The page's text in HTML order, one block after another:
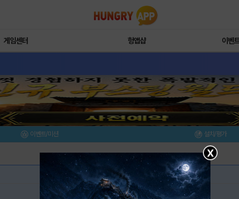
게임센터 헝앱샵 이벤
이벤트/미션 설치/평가
X